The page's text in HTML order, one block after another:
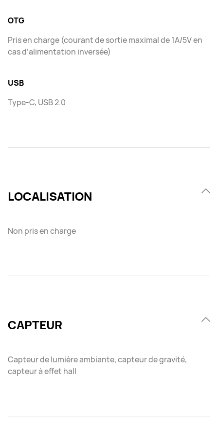
OTG
Pris en charge (courant de sortie maximal de 1A/5V en
cas d’alimentation inversée)
USB
Type-C, USB 2.0
LOCALISATION
Non pris en charge
CAPTEUR
Capteur de lumière ambiante, capteur de gravité,
capteur à effet hall